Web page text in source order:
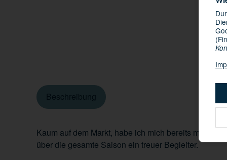
Kaum auf dem Markt, habe ich mich bereits mit
über die gesamte Saison ein treuer Begleiter.